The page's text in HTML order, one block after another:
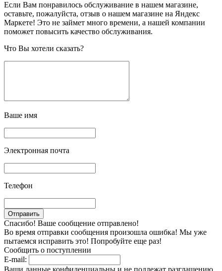
Если Вам понравилось обслуживание в нашем магазине,
оставьте, пожалуйста, отзыв о нашем магазине на Яндекс
Маркете! Это не займет много времени, а нашей компании
поможет повысить качество обслуживания.
Что Вы хотели сказать?
Ваше имя
Электронная почта
Телефон
Спасибо! Ваше сообщение отправлено!
Во время отправки сообщения произошла ошибка! Мы уже
пытаемся исправить это! Попробуйте еще раз!
Сообщить о поступлении
E-mail: